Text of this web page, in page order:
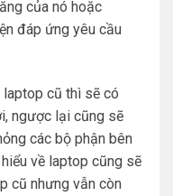
của nó hoặc
đáp ứng yêu cầu
laptop cũ thì sẽ có
ngược lại cũng sẽ
các bộ phận bên
về laptop cũng sẽ
cũ nhưng vẫn còn